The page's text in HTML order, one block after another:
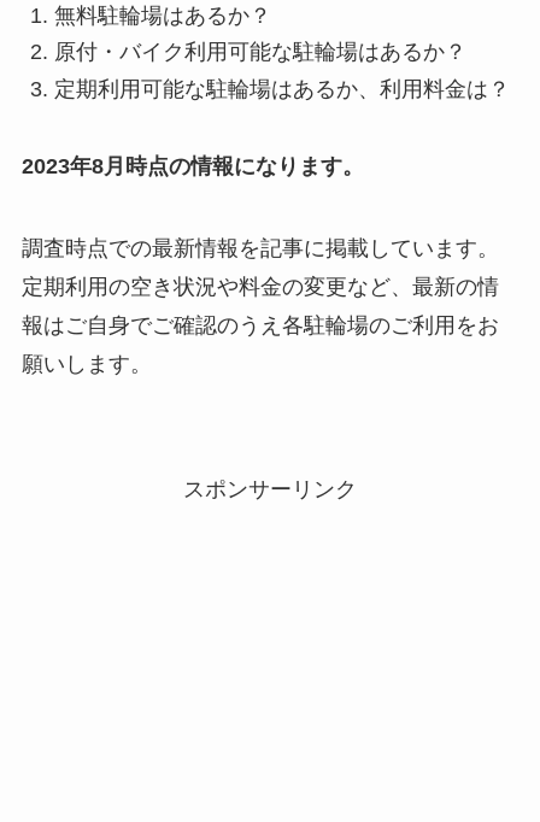
無料駐輪場はあるか？
原付・バイク利用可能な駐輪場はあるか？
定期利用可能な駐輪場はあるか、利用料金は？
2023年8月時点の情報になります。
調査時点での最新情報を記事に掲載しています。
定期利用の空き状況や料金の変更など、最新の情
報はご自身でご確認のうえ各駐輪場のご利用をお
願いします。
スポンサーリンク